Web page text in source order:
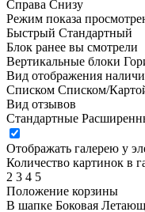
Справа Снизу
Режим показа
Быстрый Стандартный
Блок ранее вы смотрели
Вертикальные блоки
Вид отображения
Списком Списком/
Вид отзывов
Стандартные
Отображать галерею у
Количество картинок в
2 3 4 5
Положение корзины
В шапке Боковая